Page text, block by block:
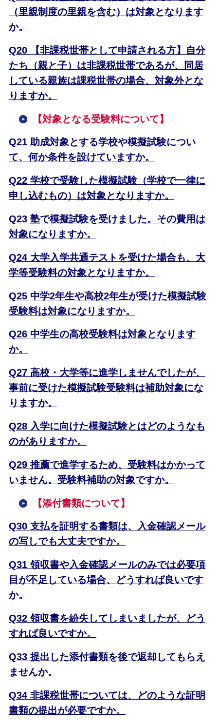
（里親制度の里親を含む）は対象となります
か。
Q20 【非課税世帯として申請される方】自分
たち（親と子）は非課税世帯であるが、同居
している親族は課税世帯の場合、対象外とな
りますか。
【対象となる受験料について】
Q21 助成対象とする学校や模擬試験につい
て、何か条件を設けていますか。
Q22 学校で受験した模擬試験（学校で一律に
申し込むもの）は対象となりますか。
Q23 塾で模擬試験を受けました。その費用は
対象になりますか。
Q24 大学入学共通テストを受けた場合も、大
学等受験料の対象となりますか。
Q25 中学2年生や高校2年生が受けた模擬試験
受験料は対象になりますか。
Q26 中学生の高校受験料は対象となります
か。
Q27 高校・大学等に進学しませんでしたが、
事前に受けた模擬試験受験料は補助対象にな
りますか。
Q28 入学に向けた模擬試験とはどのようなも
のがありますか。
Q29 推薦で進学するため、受験料はかかって
いません。受験料補助の対象ですか。
【添付書類について】
Q30 支払を証明する書類は、入金確認メール
の写しでも大丈夫ですか。
Q31 領収書や入金確認メールのみでは必要項
目が不足している場合、どうすれば良いです
か。
Q32 領収書を紛失してしまいましたが、どう
すれば良いですか。
Q33 提出した添付書類を後で返却してもらえ
ませんか。
Q34 非課税世帯については、どのような証明
書類の提出が必要ですか。